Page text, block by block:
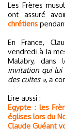
Les Frères
ont assuré
chrétiens
En France,
vendredi à la
Malabry, dans
invitation qui lui
des cultes », a
Lire aussi :
Egypte : les
églises lors du
Claude Guéant